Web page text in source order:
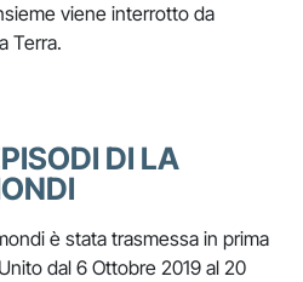
viene interrotto da
Terra.
DI LA
è stata trasmessa in prima
dal 6 Ottobre 2019 al 20